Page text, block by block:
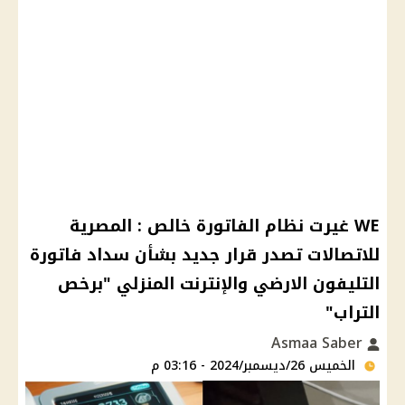
WE غيرت نظام الفاتورة خالص : المصرية
للاتصالات تصدر قرار جديد بشأن سداد فاتورة
التليفون الارضي والإنترنت المنزلي "برخص
التراب"
الخميس 26/ديسمبر/2024 - 03:16 م